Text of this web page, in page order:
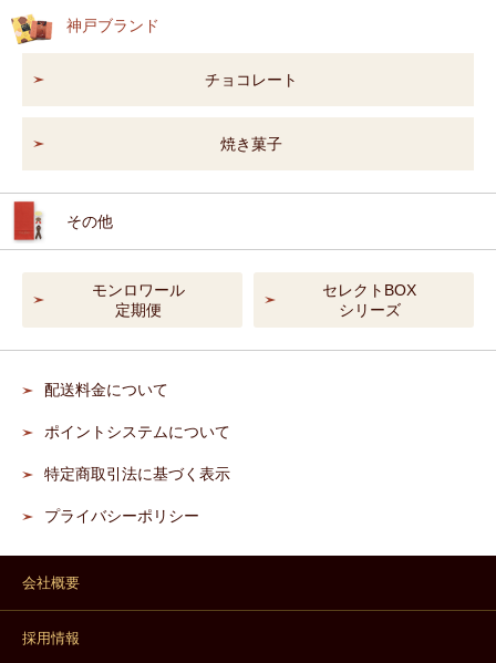
神戸ブランド
チョコレート
焼き菓子
その他
モンロワール
定期便
セレクトBOX
シリーズ
配送料金について
ポイントシステムについて
特定商取引法に基づく表示
プライバシーポリシー
会社概要
採用情報